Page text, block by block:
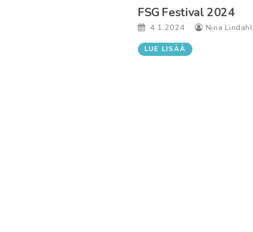
FSG Festival 2024
4.1.2024 Nina Lindahl
LUE LISÄÄ